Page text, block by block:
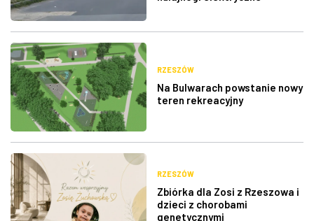
RZESZÓW
Na Bulwarach powstanie nowy
teren rekreacyjny
RZESZÓW
Zbiórka dla Zosi z Rzeszowa i
dzieci z chorobami
genetycznymi